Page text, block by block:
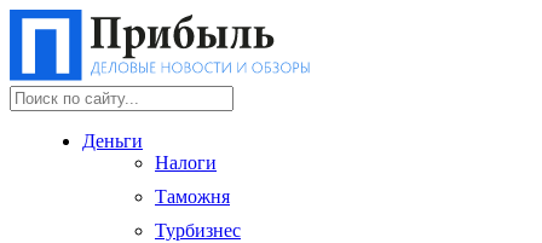
Деньги
Налоги
Таможня
Турбизнес